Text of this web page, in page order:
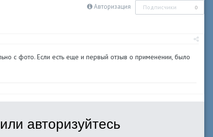
Авторизация Подписчики 0
с фото. Если есть еще и первый отзыв о применении, было
авторизуйтесь